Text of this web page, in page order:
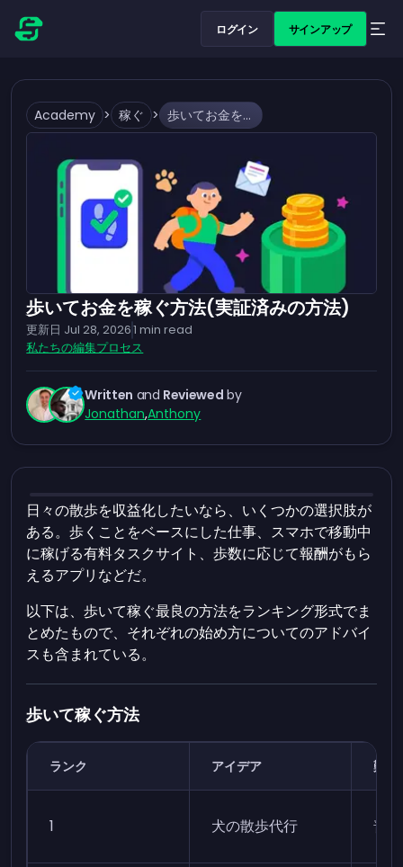
ログイン サインアップ
Academy > 稼ぐ > 歩いてお金を稼ぐ方法(実証済みの方法)
歩いてお金を稼ぐ方法(実証済みの方法)
更新日 Jul 28, 20261 min read
私たちの編集プロセス
Written and Reviewed by
Jonathan,Anthony
日々の散歩を収益化したいなら、いくつかの選択肢が
ある。歩くことをベースにした仕事、スマホで移動中
に稼げる有料タスクサイト、歩数に応じて報酬がもら
えるアプリなどだ。
以下は、歩いて稼ぐ最良の方法をランキング形式でま
とめたもので、それぞれの始め方についてのアドバイ
スも含まれている。
歩いて稼ぐ方法
ランク アイデア 難易
1 犬の散歩代行 普通